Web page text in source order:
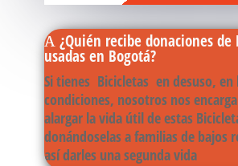
¿Quién recibe donaciones de
usadas en Bogotá?
Si tienes Bicicletas en desuso, en
condiciones, nosotros nos
alargar la vida útil de estas
donándoselas a familias de bajos
así darles una segunda vida